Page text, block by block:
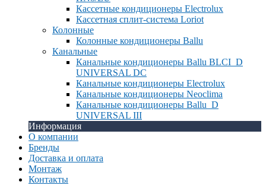
Кассетные кондиционеры Electrolux
Кассетная сплит-система Loriot
Колонные
Колонные кондиционеры Ballu
Канальные
Канальные кондиционеры Ballu BLCI_D
UNIVERSAL DC
Канальные кондиционеры Electrolux
Канальные кондиционеры Neoclima
Канальные кондиционеры Ballu_D
UNIVERSAL III
Информация
О компании
Бренды
Доставка и оплата
Монтаж
Контакты